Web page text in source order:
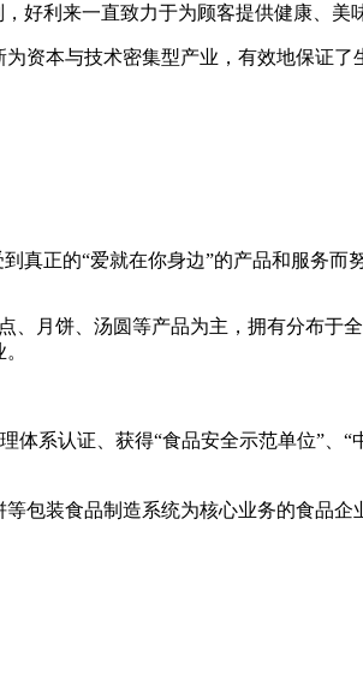
好利来一直致力于为顾客提供健康、美
资本与技术密集型产业，有效地保证了
真正的“爱就在你身边”的产品和服务而
月饼、汤圆等产品为主，拥有分布于
系认证、获得“食品安全示范单位”、“
包装食品制造系统为核心业务的食品企